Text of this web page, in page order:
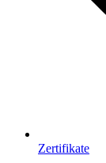
Zertifikate